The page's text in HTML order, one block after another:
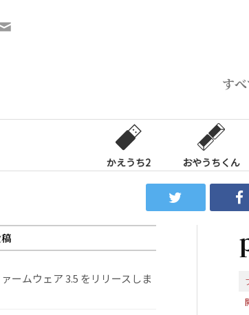
す
かえうち2 おやうちくん
ームウェア 3.5 をリリースしま